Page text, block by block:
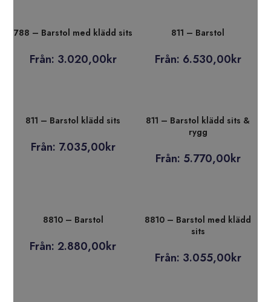
788 – Barstol med klädd sits
Från: 3.020,00kr
811 – Barstol
Från: 6.530,00kr
811 – Barstol klädd sits
Från: 7.035,00kr
811 – Barstol klädd sits &
rygg
Från: 5.770,00kr
8810 – Barstol
Från:2.880,00kr
8810 – Barstol med klädd
sits
Från: 3.055,00kr